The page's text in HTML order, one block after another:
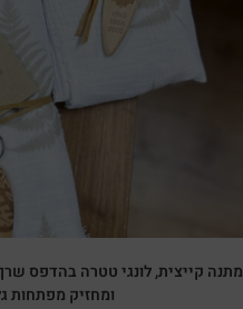
מתנה קייצית, לונגי טטרה בהדפס
ומחזיק מפתחות